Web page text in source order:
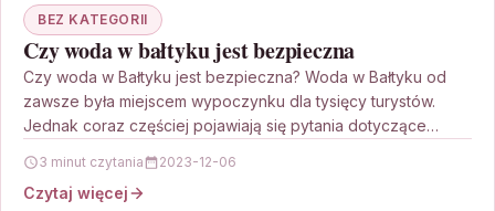
BEZ KATEGORII
Czy woda w bałtyku jest bezpieczna
Czy woda w Bałtyku jest bezpieczna? Woda w Bałtyku od
zawsze była miejscem wypoczynku dla tysięcy turystów.
Jednak coraz częściej pojawiają się pytania dotyczące…
3 minut czytania 2023-12-06
Czytaj więcej